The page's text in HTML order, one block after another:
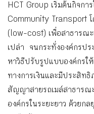
HCT Group เริ่มต้นกิจก
Community Transport
(low-cost) เพื่อสาธารณะ
เปล่า จนกระทั่งองค์กรป
หาวิธีปรับรูปแบบองค์กรใ
ทางการเงินและมีประสิท
สัญญาสายรถเมล์สาธารณ
องค์กรในระยะยาว ด้วยก